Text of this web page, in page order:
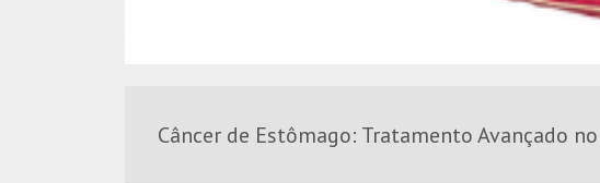
Câncer de Estômago: Tratamento Avançado